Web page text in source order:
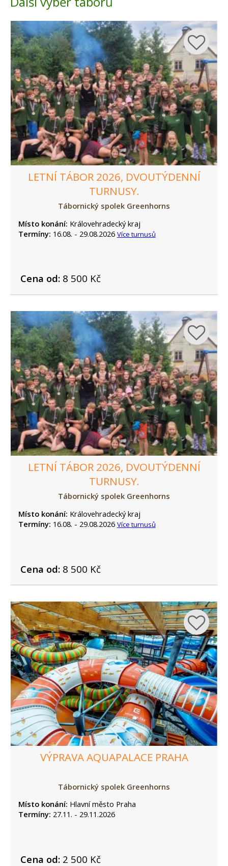
LETNÍ TÁBOR 2026, DVOUTÝDENNÍ
TURNUSY.
Tábornický spolek Greenhorns
Místo konání: Královehradecký kraj
Termíny: 16.08. - 29.08.2026 Více turnusů
Cena od:8 500 Kč
LETNÍ TÁBOR 2026, DVOUTÝDENNÍ
TURNUSY.
Tábornický spolek Greenhorns
Místo konání: Královehradecký kraj
Termíny: 16.08. - 29.08.2026 Více turnusů
Cena od:8 500 Kč
VÝPRAVA AQUAPALACE PRAHA
Tábornický spolek Greenhorns
Místo konání: Hlavní město Praha
Termíny: 27.11. - 29.11.2026
Cena od:2 500 Kč